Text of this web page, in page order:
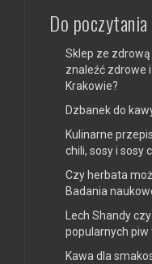
Do poczytania
Sklep ze
znaleźć zdrowe
Krakowie?
Dzbanek do
Kulinarne
chili, sosy i sosy
Czy herbata
Badania
Lech Shandy
popularnych piw
Kawa dla